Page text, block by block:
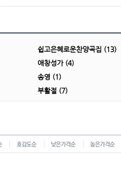
쉽고은혜로운찬양곡집 (13)
애창성가 (4)
송영 (1)
부활절 (7)